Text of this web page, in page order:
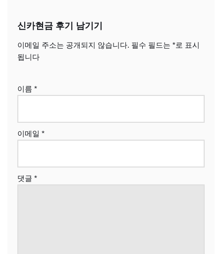
신카현금 후기 남기기
이메일 주소는 공개되지 않습니다. 필수 필드는 *로 표시
됩니다
이름 *
이메일 *
댓글 *